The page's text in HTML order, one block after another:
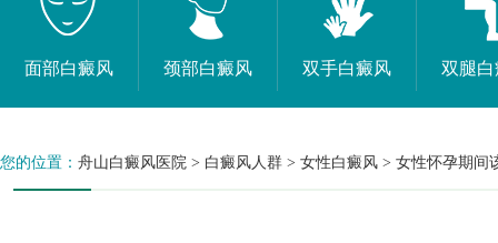
面部白癜风 颈部白癜风 双手白癜风 双腿
您的位置： 舟山白癜风医院 > 白癜风人群 > 女性白癜风 > 女性怀孕期间